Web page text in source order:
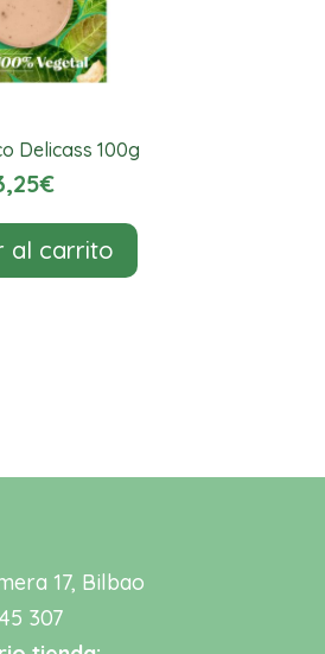
Delicass 100g
€
al carrito
17, Bilbao
307